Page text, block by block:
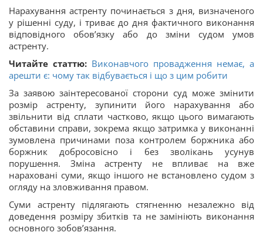
Нарахування астренту починається з дня, визначеного
у рішенні суду, і триває до дня фактичного виконання
відповідного обов’язку або до зміни судом умов
астренту.
Читайте статтю: Виконавчого провадження немає, а
арешти є: чому так відбувається і що з цим робити
За заявою заінтересованої сторони суд може змінити
розмір астренту, зупинити його нарахування або
звільнити від сплати частково, якщо цього вимагають
обставини справи, зокрема якщо затримка у виконанні
зумовлена причинами поза контролем боржника або
боржник добросовісно і без зволікань усунув
порушення. Зміна астренту не впливає на вже
нараховані суми, якщо іншого не встановлено судом з
огляду на зловживання правом.
Суми астренту підлягають стягненню незалежно від
доведення розміру збитків та не замініють виконання
основного зобов’язання.